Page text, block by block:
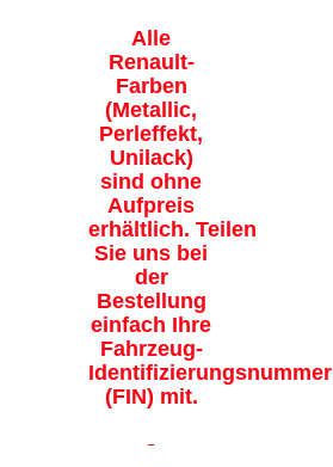
Alle
Renault-
Farben
(Metallic,
Perleffekt,
Unilack)
sind ohne
Aufpreis
erhältlich. Teilen
Sie uns bei
der
Bestellung
einfach Ihre
Fahrzeug-
Identifizierungsnummer
(FIN) mit.